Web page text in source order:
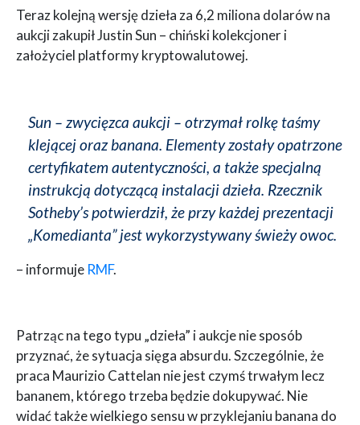
Teraz kolejną wersję dzieła za 6,2 miliona dolarów na
aukcji zakupił Justin Sun – chiński kolekcjoner i
założyciel platformy kryptowalutowej.
Sun – zwycięzca aukcji – otrzymał rolkę taśmy
klejącej oraz banana. Elementy zostały opatrzone
certyfikatem autentyczności, a także specjalną
instrukcją dotyczącą instalacji dzieła. Rzecznik
Sotheby’s potwierdził, że przy każdej prezentacji
„Komedianta” jest wykorzystywany świeży owoc.
– informuje RMF.
Patrząc na tego typu „dzieła” i aukcje nie sposób
przyznać, że sytuacja sięga absurdu. Szczególnie, że
praca Maurizio Cattelan nie jest czymś trwałym lecz
bananem, którego trzeba będzie dokupywać. Nie
widać także wielkiego sensu w przyklejaniu banana do